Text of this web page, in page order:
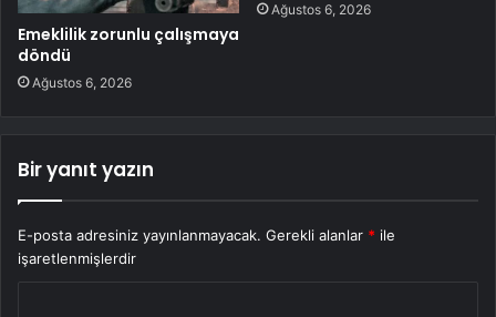
Emeklilik zorunlu çalışmaya
döndü
Ağustos 6, 2026
Ağustos 6, 2026
Bir yanıt yazın
E-posta adresiniz yayınlanmayacak. Gerekli alanlar * ile
işaretlenmişlerdir